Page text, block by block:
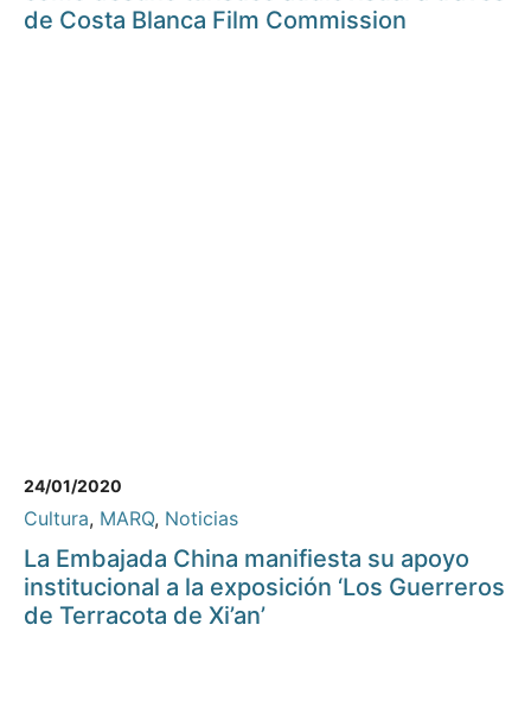
de Costa Blanca Film Commission
24/01/2020
Cultura, MARQ, Noticias
La Embajada China manifiesta su apoyo
institucional a la exposición ‘Los Guerreros
de Terracota de Xi’an’